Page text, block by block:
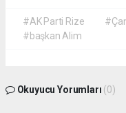
#AK Parti Rize
#başkan Alim
Okuyucu Yorumları (0)